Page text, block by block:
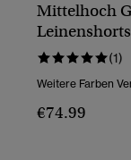
Mittelhoch
Leinenshorts
(1)
Weitere Farben
€74.99